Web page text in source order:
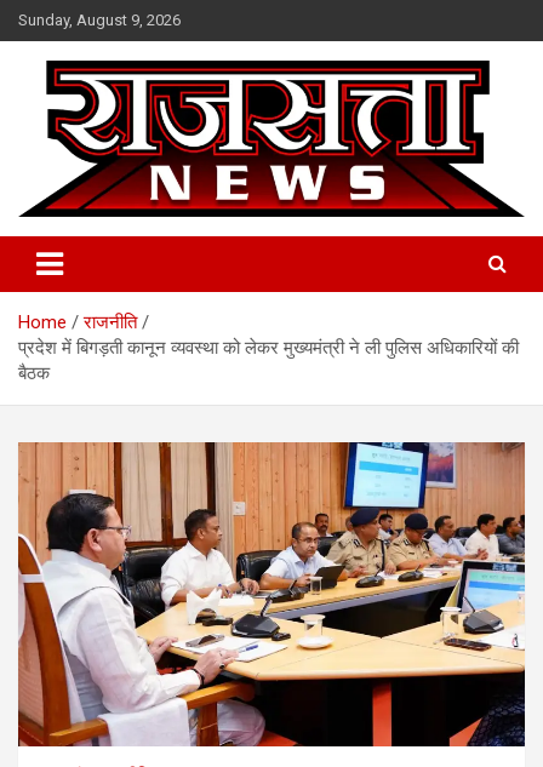
Skip
to
content
Sunday, August 9, 2026
Raj Satta News
Home
राजनीति
प्रदेश में बिगड़ती कानून व्यवस्था को लेकर मुख्यमंत्री ने ली पुलिस अधिकारियों की
बैठक